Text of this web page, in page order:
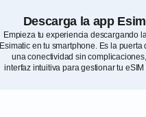
Descarga la app
Empieza tu experiencia descargando
Esimatic en tu smartphone. Es la puerta
una conectividad sin
interfaz intuitiva para gestionar tu